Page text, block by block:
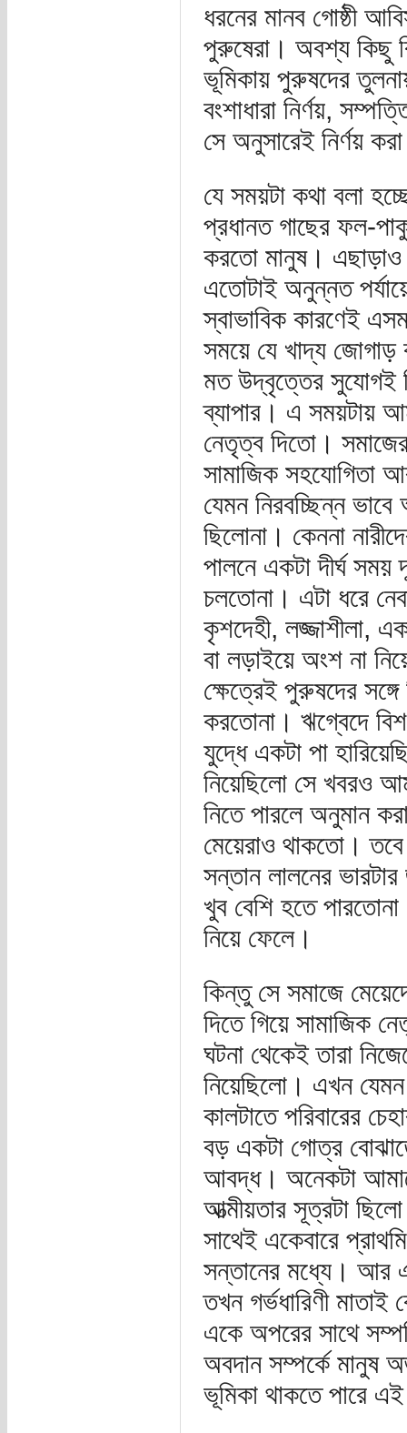
ধরনের মানব গোষ্ঠী
পুরুষেরা। অবশ্য কিছু
ভূমিকায় পুরুষদের
বংশাধারা নির্ণয়,
সে অনুসারেই নির্ণয়
যে সময়টা কথা বলা
প্রধানত গাছের ফল-
করতো মানুষ। এছাড়াও
এতোটাই অনুন্নত
স্বাভাবিক কারণেই
সময়ে যে খাদ্য
মত উদ্বৃত্তের সুযোগই
ব্যাপার। এ সময়টায়
নেতৃত্ব দিতো। সমাজের
সামাজিক সহযোগিতা
যেমন নিরবচ্ছিন্ন
ছিলোনা। কেননা
পালনে একটা দীর্ঘ
চলতোনা। এটা ধরে
কৃশদেহী, লজ্জাশীলা,
বা লড়াইয়ে অংশ না
ক্ষেত্রেই পুরুষদের
করতোনা। ঋগ্বেদে
যুদ্ধে একটা পা
নিয়েছিলো সে খবরও
নিতে পারলে অনুমান
মেয়েরাও থাকতো।
সন্তান লালনের
খুব বেশি হতে
নিয়ে ফেলে।
কিন্তু সে সমাজে
দিতে গিয়ে সামাজিক
ঘটনা থেকেই তারা
নিয়েছিলো। এখন যেমন
কালটাতে পরিবারের
বড় একটা গোত্র
আবদ্ধ। অনেকটা
আত্মীয়তার সূত্রটা
সাথেই একেবারে
সন্তানের মধ্যে। আর
তখন গর্ভধারিণী
একে অপরের সাথে
অবদান সম্পর্কে মানুষ
ভূমিকা থাকতে পারে